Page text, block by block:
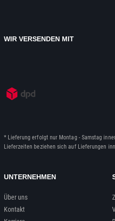
WIR VERSENDEN MIT
* Lieferung erfolgt nur Montag - Samstag
Lieferzeiten beziehen sich auf Lieferungen
UNTERNEHMEN
Über uns
Kontakt